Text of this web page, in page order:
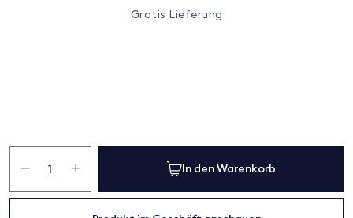
Gratis Lieferung
Isabelle
Komfortkissen
In den Warenkorb